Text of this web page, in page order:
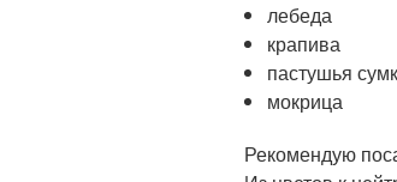
лебеда
крапива
пастушья
мокрица
Рекомендую